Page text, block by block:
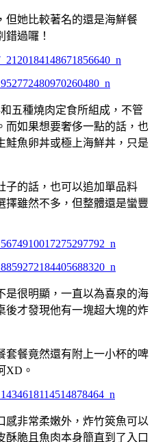
但她比較著名的還是海鮮餐
過囉！
五種燒肉定食所組成，不管
而如果想要奢侈一點的話，也
鮭魚卵丼或極上海鮮丼，只是
子的話，也可以追加單品料
擇雖然不多，但整體還是蠻豐
是很明顯，一直以為喜泉的海
後才發現他有一塊超大塊的炸
套餐竟然還有附上一小杯的啤
XD。
感非常柔嫩外，炸竹筴魚可以
脆且魚肉本身簡直到了入口